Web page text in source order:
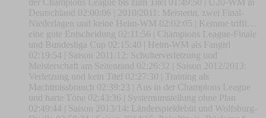
der Champions League bis zum Titel 01:49:50 | U20-WM in
Deutschland 02:00:06 | 2010/2011: Meisterin, zwei Final-
Niederlagen und keine Heim-WM 02:02:05 | Kemme trifft…
eine gute Entscheidung 02:11:56 | Champions League-Finale
und Bundesliga Cup 02:15:40 | Heim-WM als Fangirl
02:19:54 | Saison 2011/12: Schulterverletzung und
Meisterschaft am Seitenrand 02:26:32 | Saison 2012/2013:
Verletzung und kein Titel 02:27:30 | Training als
Machtmissbrauch 02:39:23 | Aus in der Champions League
und harte Töne 02:43:36 | Systemumstellung ohne Plan
02:49:44 | Saison 2013/14: Länderspieldebüt und Wolfsburg-